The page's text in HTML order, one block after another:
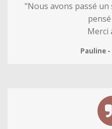
"Nous avons passé un
Merci
Pauline